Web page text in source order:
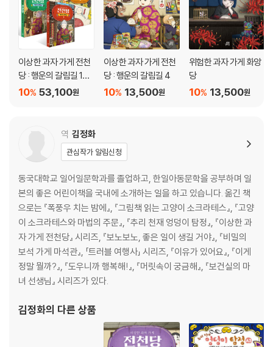
이상한 과자 가게 전천
당 : 행운의 갈림길 1~4
권 세트53,100원
10%
이상한 과자 가게 전천
당 : 행운의 갈림길 4
13,500원
10%
위험한 과자 가게 화앙
당
13,500원
10%
역 김정화
관심작가 알림신청
동국대학교 일어일문학과를 졸업하고, 한일아동문학을 공부하며 일
본의 좋은 어린이책을 국내에 소개하는 일을 하고 있습니다. 옮긴 책
으로는 『폭풍우 치는 밤에』, 『그림책 읽는 고양이 소크라테스』, 『고양
이 소크라테스와 마법의 주문』, 『추리 천재 엉덩이 탐정』, 『이상한 과
자 가게 전천당』 시리즈, 『보노보노, 좋은 일이 생길 거야』, 『비밀의
보석 가게 마석관』, 「트러블 여행사」 시리즈, 『이유가 있어요』, 『이게
정말 뭘까?』, 『도우니까 행복해!』, 『머릿속이 궁금해』, 『보건실의 마
녀 선생님』 시리즈가 있다.
김정화의 다른 상품